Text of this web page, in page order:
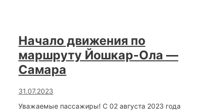
Начало движения по
маршруту Йошкар-Ола —
Самара
31.07.2023
Уважаемые пассажиры! С 02 августа 2023 года